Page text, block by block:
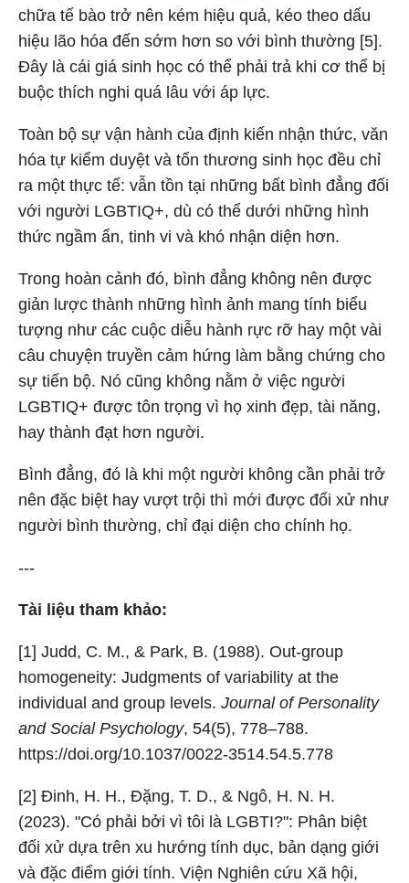
chữa tế bào trở nên kém hiệu quả, kéo theo dấu
hiệu lão hóa đến sớm hơn so với bình thường [5].
Đây là cái giá sinh học có thể phải trả khi cơ thể bị
buộc thích nghi quá lâu với áp lực.
Toàn bộ sự vận hành của định kiến nhận thức, văn
hóa tự kiểm duyệt và tổn thương sinh học đều chỉ
ra một thực tế: vẫn tồn tại những bất bình đẳng đối
với người LGBTIQ+, dù có thể dưới những hình
thức ngầm ẩn, tinh vi và khó nhận diện hơn.
Trong hoàn cảnh đó, bình đẳng không nên được
giản lược thành những hình ảnh mang tính biểu
tượng như các cuộc diễu hành rực rỡ hay một vài
câu chuyện truyền cảm hứng làm bằng chứng cho
sự tiến bộ. Nó cũng không nằm ở việc người
LGBTIQ+ được tôn trọng vì họ xinh đẹp, tài năng,
hay thành đạt hơn người.
Bình đẳng, đó là khi một người không cần phải trở
nên đặc biệt hay vượt trội thì mới được đối xử như
người bình thường, chỉ đại diện cho chính họ.
---
Tài liệu tham khảo:
[1] Judd, C. M., & Park, B. (1988). Out-group
homogeneity: Judgments of variability at the
individual and group levels. Journal of Personality
and Social Psychology, 54(5), 778–788.
https://doi.org/10.1037/0022-3514.54.5.778
[2] Đinh, H. H., Đặng, T. D., & Ngô, H. N. H.
(2023). "Có phải bởi vì tôi là LGBTI?": Phân biệt
đối xử dựa trên xu hướng tính dục, bản dạng giới
và đặc điểm giới tính. Viện Nghiên cứu Xã hội,